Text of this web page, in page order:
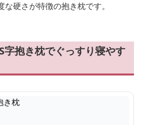
硬さが特徴の抱き枕です。
字抱き枕でぐっすり寝やす